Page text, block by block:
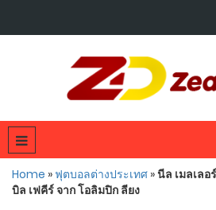
Home » ฟุตบอลต่างประเทศ »นีล เมลเลอ
บิล เฟคีร์ จาก โอลิมปิก ลียง